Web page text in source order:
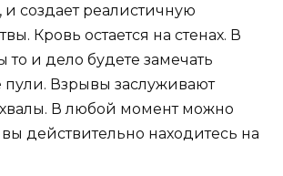
и создает реалистичную
Кровь остается на стенах. В
то и дело будете замечать
Взрывы заслуживают
В любой момент можно
вы действительно находитесь на